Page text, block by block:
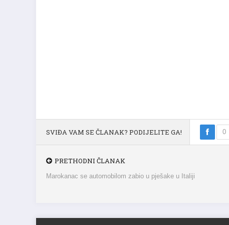
SVIĐA VAM SE ČLANAK? PODIJELITE GA! 0
PRETHODNI ČLANAK
Marokanac se automobilom zabio u pješake u Italiji